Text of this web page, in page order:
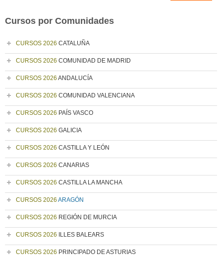
Cursos por Comunidades
CURSOS 2026 CATALUÑA
CURSOS 2026 COMUNIDAD DE MADRID
CURSOS 2026 ANDALUCÍA
CURSOS 2026 COMUNIDAD VALENCIANA
CURSOS 2026 PAÍS VASCO
CURSOS 2026 GALICIA
CURSOS 2026 CASTILLA Y LEÓN
CURSOS 2026 CANARIAS
CURSOS 2026 CASTILLA LA MANCHA
CURSOS 2026 ARAGÓN
CURSOS 2026 REGIÓN DE MURCIA
CURSOS 2026 ILLES BALEARS
CURSOS 2026 PRINCIPADO DE ASTURIAS